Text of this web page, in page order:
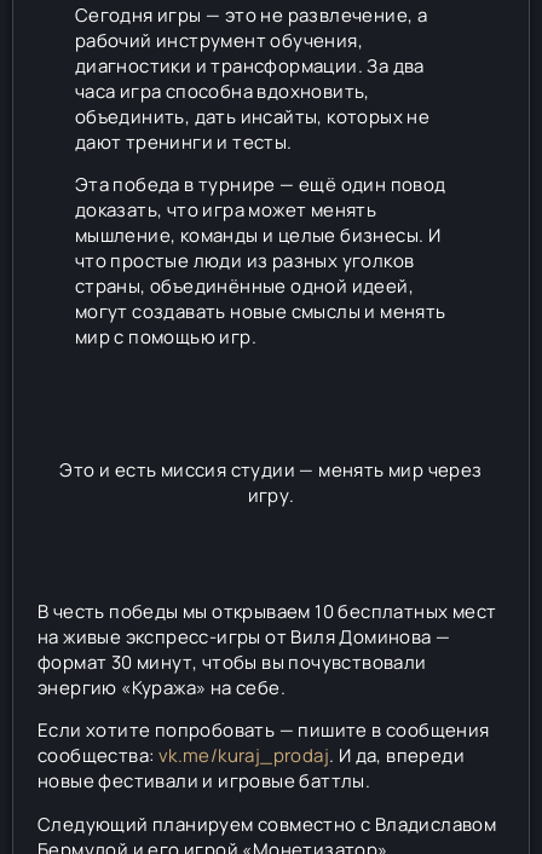
Сегодня игры — это не развлечение, а
рабочий инструмент обучения,
диагностики и трансформации. За два
часа игра способна вдохновить,
объединить, дать инсайты, которых не
дают тренинги и тесты.
Эта победа в турнире — ещё один повод
доказать, что игра может менять
мышление, команды и целые бизнесы. И
что простые люди из разных уголков
страны, объединённые одной идеей,
могут создавать новые смыслы и менять
мир с помощью игр.
Это и есть миссия студии — менять мир через
игру.
В честь победы мы открываем 10 бесплатных мест
на живые экспресс-игры от Виля Доминова —
формат 30 минут, чтобы вы почувствовали
энергию «Куража» на себе.
Если хотите попробовать — пишите в сообщения
сообщества: vk.me/kuraj_prodaj. И да, впереди
новые фестивали и игровые баттлы.
Следующий планируем совместно с Владиславом